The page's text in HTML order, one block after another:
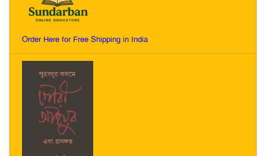
Order Here for Free Shipping in India